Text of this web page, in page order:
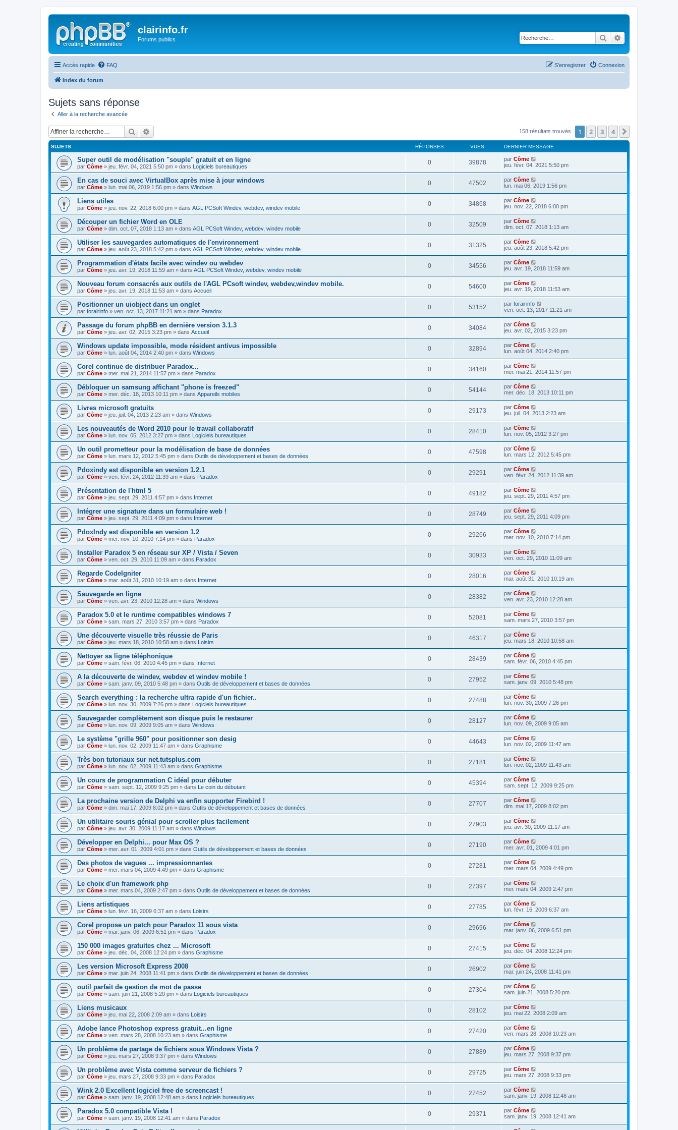
clairinfo.fr
Forums publics Rechercher
Accès rapide FAQ Connexion
S’enregistrer
Index du forum
Sujets sans réponse
Aller à la recherche avancée
Rechercher 158 résultats trouvés 1 2 3 4
SUJETS RÉPONSES VUES DERNIER MESSAGE
Super outil de modélisation "souple" gratuit et en ligne
par Côme » jeu. févr. 04, 2021 5:50 pm » dans Logiciels bureautiques
0 39878 par Côme
jeu. févr. 04, 2021 5:50 pm
En cas de souci avec VirtualBox après mise à jour windows
par Côme » lun. mai 06, 2019 1:56 pm » dans Windows
0 47502 par Côme
lun. mai 06, 2019 1:56 pm
Liens utiles
par Côme » jeu. nov. 22, 2018 6:00 pm » dans AGL PCSoft Windev, webdev, windev mobile
0 34868 par Côme
jeu. nov. 22, 2018 6:00 pm
Découper un fichier Word en OLE
par Côme » dim. oct. 07, 2018 1:13 am » dans AGL PCSoft Windev, webdev, windev mobile
0 32509 par Côme
dim. oct. 07, 2018 1:13 am
Utiliser les sauvegardes automatiques de l'environnement
par Côme » jeu. août 23, 2018 5:42 pm » dans AGL PCSoft Windev, webdev, windev mobile
0 31325 par Côme
jeu. août 23, 2018 5:42 pm
Programmation d'états facile avec windev ou webdev
par Côme » jeu. avr. 19, 2018 11:59 am » dans AGL PCSoft Windev, webdev, windev mobile
0 34556 par Côme
jeu. avr. 19, 2018 11:59 am
Nouveau forum consacrés aux outils de l'AGL PCsoft windev, webdev,windev mobile.
par Côme » jeu. avr. 19, 2018 11:53 am » dans Accueil
0 54600 par Côme
jeu. avr. 19, 2018 11:53 am
Positionner un uiobject dans un onglet
par forairinfo » ven. oct. 13, 2017 11:21 am » dans Paradox
0 53152 par forairinfo
ven. oct. 13, 2017 11:21 am
Passage du forum phpBB en dernière version 3.1.3
par Côme » jeu. avr. 02, 2015 3:23 pm » dans Accueil
0 34084 par Côme
jeu. avr. 02, 2015 3:23 pm
Windows update impossible, mode résident antivus impossible
par Côme » lun. août 04, 2014 2:40 pm » dans Windows
0 32894 par Côme
lun. août 04, 2014 2:40 pm
Corel continue de distribuer Paradox...
par Côme » mer. mai 21, 2014 11:57 pm » dans Paradox
0 34160 par Côme
mer. mai 21, 2014 11:57 pm
Débloquer un samsung affichant "phone is freezed"
par Côme » mer. déc. 18, 2013 10:11 pm » dans Appareils mobiles
0 54144 par Côme
mer. déc. 18, 2013 10:11 pm
Livres microsoft gratuits
par Côme » jeu. juil. 04, 2013 2:23 am » dans Windows
0 29173 par Côme
jeu. juil. 04, 2013 2:23 am
Les nouveautés de Word 2010 pour le travail collaboratif
par Côme » lun. nov. 05, 2012 3:27 pm » dans Logiciels bureautiques
0 28410 par Côme
lun. nov. 05, 2012 3:27 pm
Un outil prometteur pour la modélisation de base de données
par Côme » lun. mars 12, 2012 5:45 pm » dans Outils de développement et bases de données
0 47598 par Côme
lun. mars 12, 2012 5:45 pm
Pdoxindy est disponible en version 1.2.1
par Côme » ven. févr. 24, 2012 11:39 am » dans Paradox
0 29291 par Côme
ven. févr. 24, 2012 11:39 am
Présentation de l'html 5
par Côme » jeu. sept. 29, 2011 4:57 pm » dans Internet
0 49182 par Côme
jeu. sept. 29, 2011 4:57 pm
Intégrer une signature dans un formulaire web !
par Côme » jeu. sept. 29, 2011 4:09 pm » dans Internet
0 28749 par Côme
jeu. sept. 29, 2011 4:09 pm
PdoxIndy est disponible en version 1.2
par Côme » mer. nov. 10, 2010 7:14 pm » dans Paradox
0 29266 par Côme
mer. nov. 10, 2010 7:14 pm
Installer Paradox 5 en réseau sur XP / Vista / Seven
par Côme » ven. oct. 29, 2010 11:09 am » dans Paradox
0 30933 par Côme
ven. oct. 29, 2010 11:09 am
Regarde CodeIgniter
par Côme » mar. août 31, 2010 10:19 am » dans Internet
0 28016 par Côme
mar. août 31, 2010 10:19 am
Sauvegarde en ligne
par Côme » ven. avr. 23, 2010 12:28 am » dans Windows
0 28382 par Côme
ven. avr. 23, 2010 12:28 am
Paradox 5.0 et le runtime compatibles windows 7
par Côme » sam. mars 27, 2010 3:57 pm » dans Paradox
0 52081 par Côme
sam. mars 27, 2010 3:57 pm
Une découverte visuelle très réussie de Paris
par Côme » jeu. mars 18, 2010 10:58 am » dans Loisirs
0 46317 par Côme
jeu. mars 18, 2010 10:58 am
Nettoyer sa ligne téléphonique
par Côme » sam. févr. 06, 2010 4:45 pm » dans Internet
0 28439 par Côme
sam. févr. 06, 2010 4:45 pm
A la découverte de windev, webdev et windev mobile !
par Côme » sam. janv. 09, 2010 5:48 pm » dans Outils de développement et bases de données
0 27952 par Côme
sam. janv. 09, 2010 5:48 pm
Search everything : la recherche ultra rapide d'un fichier..
par Côme » lun. nov. 30, 2009 7:26 pm » dans Logiciels bureautiques
0 27488 par Côme
lun. nov. 30, 2009 7:26 pm
Sauvegarder complètement son disque puis le restaurer
par Côme » lun. nov. 09, 2009 9:05 am » dans Windows
0 28127 par Côme
lun. nov. 09, 2009 9:05 am
Le système "grille 960" pour positionner son desig
par Côme » lun. nov. 02, 2009 11:47 am » dans Graphisme
0 44643 par Côme
lun. nov. 02, 2009 11:47 am
Très bon tutoriaux sur net.tutsplus.com
par Côme » lun. nov. 02, 2009 11:43 am » dans Graphisme
0 27181 par Côme
lun. nov. 02, 2009 11:43 am
Un cours de programmation C idéal pour débuter
par Côme » sam. sept. 12, 2009 9:25 pm » dans Le coin du débutant
0 45394 par Côme
sam. sept. 12, 2009 9:25 pm
La prochaine version de Delphi va enfin supporter Firebird !
par Côme » dim. mai 17, 2009 8:02 pm » dans Outils de développement et bases de données
0 27707 par Côme
dim. mai 17, 2009 8:02 pm
Un utilitaire souris génial pour scroller plus facilement
par Côme » jeu. avr. 30, 2009 11:17 am » dans Windows
0 27903 par Côme
jeu. avr. 30, 2009 11:17 am
Développer en Delphi... pour Max OS ?
par Côme » mer. avr. 01, 2009 4:01 pm » dans Outils de développement et bases de données
0 27190 par Côme
mer. avr. 01, 2009 4:01 pm
Des photos de vagues ... impressionnantes
par Côme » mer. mars 04, 2009 4:49 pm » dans Graphisme
0 27281 par Côme
mer. mars 04, 2009 4:49 pm
Le choix d'un framework php
par Côme » mer. mars 04, 2009 2:47 pm » dans Outils de développement et bases de données
0 27397 par Côme
mer. mars 04, 2009 2:47 pm
Liens artistiques
par Côme » lun. févr. 16, 2009 6:37 am » dans Loisirs
0 27785 par Côme
lun. févr. 16, 2009 6:37 am
Corel propose un patch pour Paradox 11 sous vista
par Côme » mar. janv. 06, 2009 6:51 pm » dans Paradox
0 29696 par Côme
mar. janv. 06, 2009 6:51 pm
150 000 images gratuites chez ... Microsoft
par Côme » jeu. déc. 04, 2008 12:24 pm » dans Graphisme
0 27415 par Côme
jeu. déc. 04, 2008 12:24 pm
Les version Microsoft Express 2008
par Côme » mar. juin 24, 2008 11:41 pm » dans Outils de développement et bases de données
0 26902 par Côme
mar. juin 24, 2008 11:41 pm
outil parfait de gestion de mot de passe
par Côme » sam. juin 21, 2008 5:20 pm » dans Logiciels bureautiques
0 27304 par Côme
sam. juin 21, 2008 5:20 pm
Liens musicaux
par Côme » jeu. mai 22, 2008 2:09 am » dans Loisirs
0 28102 par Côme
jeu. mai 22, 2008 2:09 am
Adobe lance Photoshop express gratuit...en ligne
par Côme » ven. mars 28, 2008 10:23 am » dans Graphisme
0 27420 par Côme
ven. mars 28, 2008 10:23 am
Un problème de partage de fichiers sous Windows Vista ?
par Côme » jeu. mars 27, 2008 9:37 pm » dans Windows
0 27889 par Côme
jeu. mars 27, 2008 9:37 pm
Un problème avec Vista comme serveur de fichiers ?
par Côme » jeu. mars 27, 2008 9:33 pm » dans Paradox
0 29725 par Côme
jeu. mars 27, 2008 9:33 pm
Wink 2.0 Excellent logiciel free de screencast !
par Côme » sam. janv. 19, 2008 12:48 am » dans Logiciels bureautiques
0 27452 par Côme
sam. janv. 19, 2008 12:48 am
Paradox 5.0 compatible Vista !
par Côme » sam. janv. 19, 2008 12:41 am » dans Paradox
0 29371 par Côme
sam. janv. 19, 2008 12:41 am